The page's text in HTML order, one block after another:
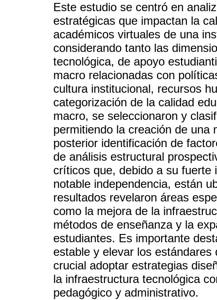
Este estudio se centró en
estratégicas que impactan la
académicos virtuales de una
considerando tanto las
tecnológica, de apoyo
macro relacionadas con
cultura institucional, recursos
categorización de la calidad
macro, se seleccionaron y
permitiendo la creación de una
posterior identificación de
de análisis estructural
críticos que, debido a su fuerte
notable independencia, están
resultados revelaron áreas
como la mejora de la
métodos de enseñanza y la
estudiantes. Es importante
estable y elevar los
crucial adoptar estrategias
la infraestructura tecnológica
pedagógico y administrativo.